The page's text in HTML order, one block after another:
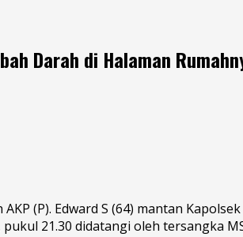
Darah di Halaman
(P). Edward S (64) mantan
21.30 didatangi oleh tersangka